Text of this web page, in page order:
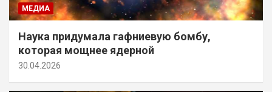
МЕДИА
Наука придумала гафниевую бомбу,
которая мощнее ядерной
30.04.2026